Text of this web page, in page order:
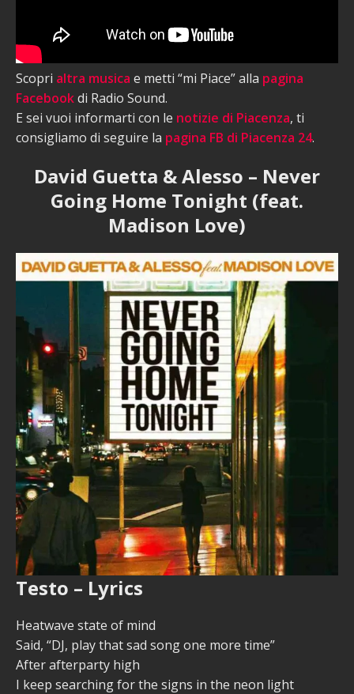
Scopri altra musica e metti “mi Piace” alla pagina
Facebookdi Radio Sound.
E sei vuoi informarti con le notizie di Piacenza, ti
consigliamo di seguire la pagina FB di Piacenza 24.
David Guetta & Alesso – Never
Going Home Tonight (feat.
Madison Love)
Testo – Lyrics
Heatwave state of mind
Said, “DJ, play that sad song one more time”
After afterparty high
I keep searching for the signs in the neon light